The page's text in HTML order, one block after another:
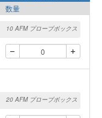
数量
10 AFM プローブボックス
20 AFM プローブボックス